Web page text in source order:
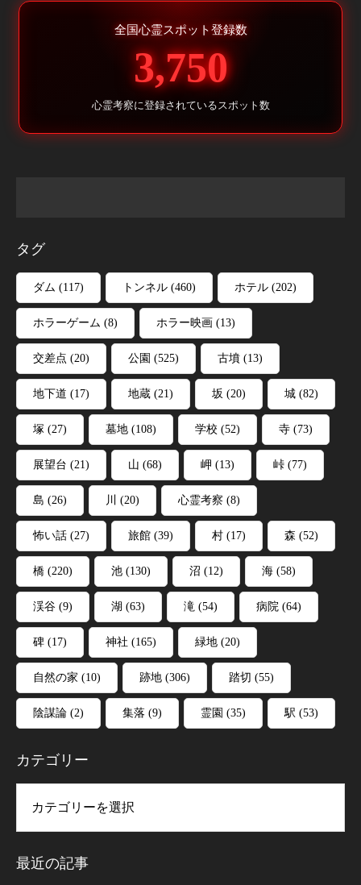
全国心霊スポット登録数
3,750
心霊考察に登録されているスポット数
タグ
ダム (117) トンネル (460) ホテル (202)
ホラーゲーム (8) ホラー映画 (13)
交差点 (20) 公園 (525) 古墳 (13)
地下道 (17) 地蔵 (21) 坂 (20) 城 (82)
塚 (27) 墓地 (108) 学校 (52) 寺 (73)
展望台 (21) 山 (68) 岬 (13) 峠 (77)
島 (26) 川 (20) 心霊考察 (8)
怖い話 (27) 旅館 (39) 村 (17) 森 (52)
橋 (220) 池 (130) 沼 (12) 海 (58)
渓谷 (9) 湖 (63) 滝 (54) 病院 (64)
碑 (17) 神社 (165) 緑地 (20)
自然の家 (10) 跡地 (306) 踏切 (55)
陰謀論 (2) 集落 (9) 霊園 (35) 駅 (53)
カテゴリー
最近の記事